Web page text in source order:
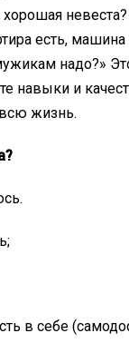
невеста?
есть, машина
надо?»
навыки и
жизнь.
в себе